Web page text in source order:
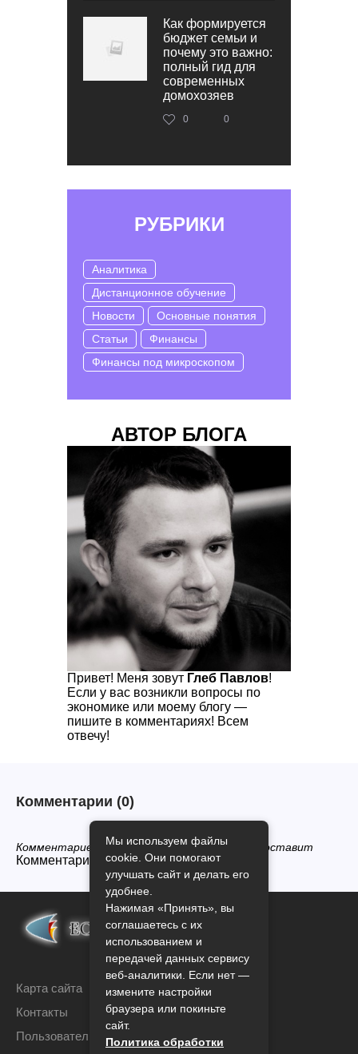
Как формируется
бюджет семьи и
почему это важно:
полный гид для
современных
домохозяев
0 0
РУБРИКИ
Аналитика
Дистанционное обучение
Новости
Основные понятия
Статьи
Финансы
Финансы под микроскопом
АВТОР БЛОГА
Привет! Меня зовут Глеб Павлов!
Если у вас возникли вопросы по
экономике или моему блогу —
пишите в комментариях! Всем
отвечу!
Комментарии (0)
Комментариев нет, будьте первым кто его оставит
Комментарии закрыты.
Карта сайта
Контакты
Пользовательское соглашение
Мы используем файлы
cookie. Они помогают
улучшать сайт и делать его
удобнее.
Нажимая «Принять», вы
соглашаетесь с их
использованием и
передачей данных сервису
веб-аналитики. Если нет —
измените настройки
браузера или покиньте
сайт.
Политика обработки